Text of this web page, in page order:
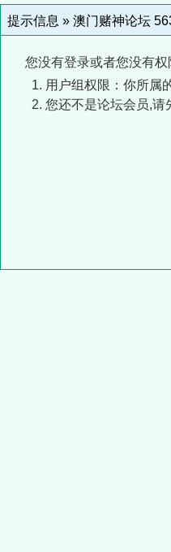
提示信息 » 澳门赌神论坛
您没有登录或者您没有
用户组权限：你所属
您还不是论坛会员,请